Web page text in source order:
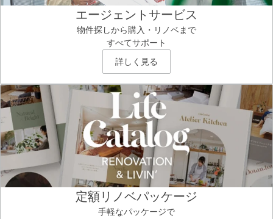
エージェントサービス
物件探しから購入・リノベまで
すべてサポート
詳しく見る
定額リノベパッケージ
手軽なパッケージで